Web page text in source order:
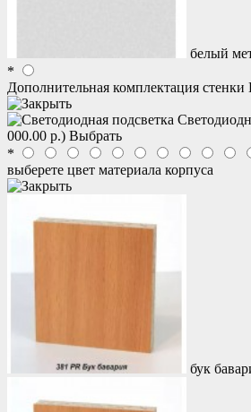
белый
*
Дополнительная комплектация стенки
000.00 р.) Выбрать
*
выберете цвет материала корпуса
бук